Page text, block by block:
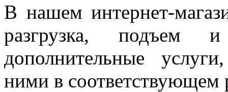
В нашем интернет-
разгрузка, подъем
дополнительные
ними в соответствующем